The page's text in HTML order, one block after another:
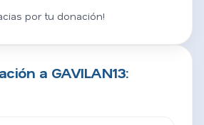
por tu donación!
a GAVILAN13: